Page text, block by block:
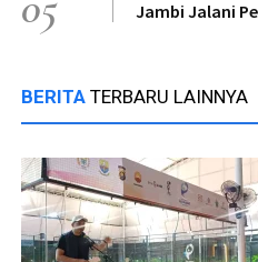
Jambi Jalani
BERITA TERBARU LAINNYA